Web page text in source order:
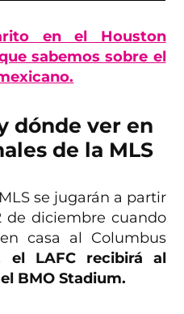
en el Houston
sabemos sobre el
dónde ver en
de la MLS
se jugarán a partir
de diciembre cuando
casa al Columbus
el LAFC recibirá al
BMO Stadium.